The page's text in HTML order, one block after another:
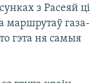
з Расеяй ці
маршрутаў газа-
гэта ня самыя